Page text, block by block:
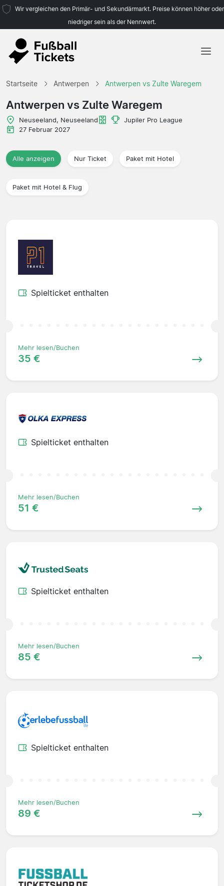
Wir vergleichen den Primär- und Sekundärmarkt. Preise können höher oder
niedriger sein als der Nennwert.
Startseite Antwerpen Antwerpen vs Zulte Waregem
Antwerpen vs Zulte Waregem
Neuseeland, Neuseeland
Jupiler Pro League
27 Februar 2027
Alle anzeigen Nur Ticket Paket mit Hotel
Paket mit Hotel & Flug
Spielticket enthalten
Mehr lesen/Buchen
35 €
Spielticket enthalten
Mehr lesen/Buchen
51 €
Spielticket enthalten
Mehr lesen/Buchen
85 €
Spielticket enthalten
Mehr lesen/Buchen
89 €